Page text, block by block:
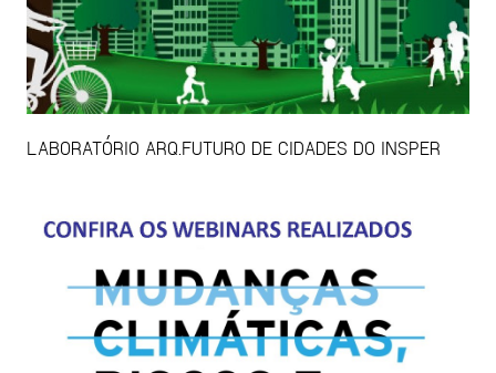
LABORATÓRIO ARQ.FUTURO DE CIDADES DO INSPER